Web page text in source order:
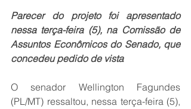
Parecer do projeto foi apresentado
nessa terça-feira (5), na Comissão de
Assuntos Econômicos do Senado, que
concedeu pedido de vista
O senador Wellington Fagundes
(PL/MT) ressaltou, nessa terça-feira (5),